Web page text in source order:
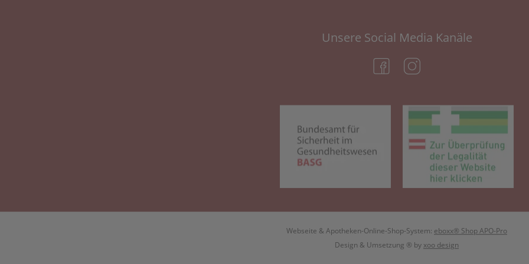
Unsere Social Media Kanäle
(öffnet in neuem Tab)
(öffnet in neuem Tab)
Webseite & Apotheken-Online-Shop-System: eboxx® Shop APO-Pro
Design & Umsetzung ® by xoo design